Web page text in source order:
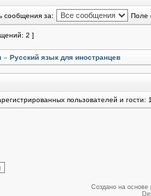
сообщения за: Поле
2 ]
» Русский язык для иностранцев
пользователей и гости:
Создано на основе